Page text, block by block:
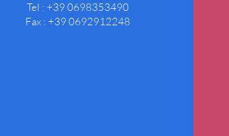
Tel : +39 0698353490
Fax : +39 0692912248